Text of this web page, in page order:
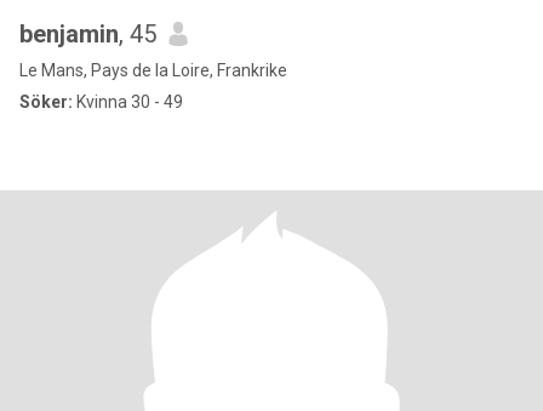
benjamin, 45
Le Mans, Pays de la Loire, Frankrike
Söker: Kvinna 30 - 49